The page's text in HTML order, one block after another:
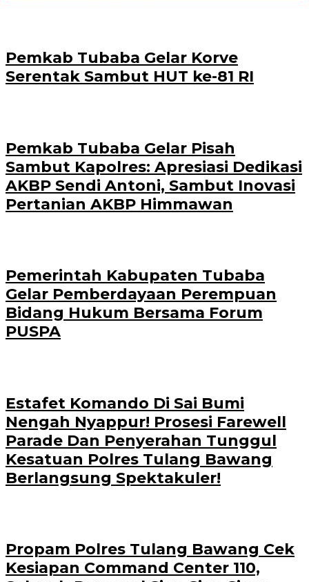
Pemkab Tubaba Gelar Korve
Serentak Sambut HUT ke-81 RI
Pemkab Tubaba Gelar Pisah
Sambut Kapolres: Apresiasi Dedikasi
AKBP Sendi Antoni, Sambut Inovasi
Pertanian AKBP Himmawan
Pemerintah Kabupaten Tubaba
Gelar Pemberdayaan Perempuan
Bidang Hukum Bersama Forum
PUSPA
Estafet Komando Di Sai Bumi
Nengah Nyappur! Prosesi Farewell
Parade Dan Penyerahan Tunggul
Kesatuan Polres Tulang Bawang
Berlangsung Spektakuler!
Propam Polres Tulang Bawang Cek
Kesiapan Command Center 110,